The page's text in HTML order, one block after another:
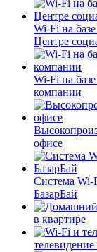
Wi-Fi на
Центре
Wi-Fi на
компании
офисе
Система Wi-
БазарБай
в квартире